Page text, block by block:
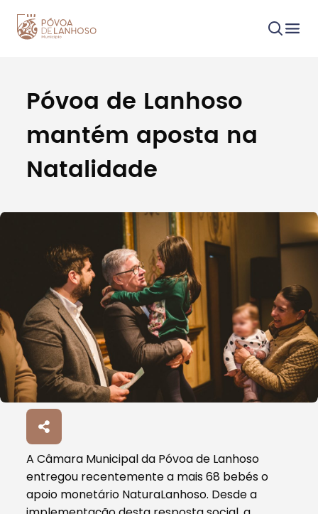
Procurar
Tipo de conteúdo
Filtros
Póvoa de Lanhoso
mantém aposta na
Natalidade
A Câmara Municipal da Póvoa de Lanhoso
entregou recentemente a mais 68 bebés o
apoio monetário NaturaLanhoso. Desde a